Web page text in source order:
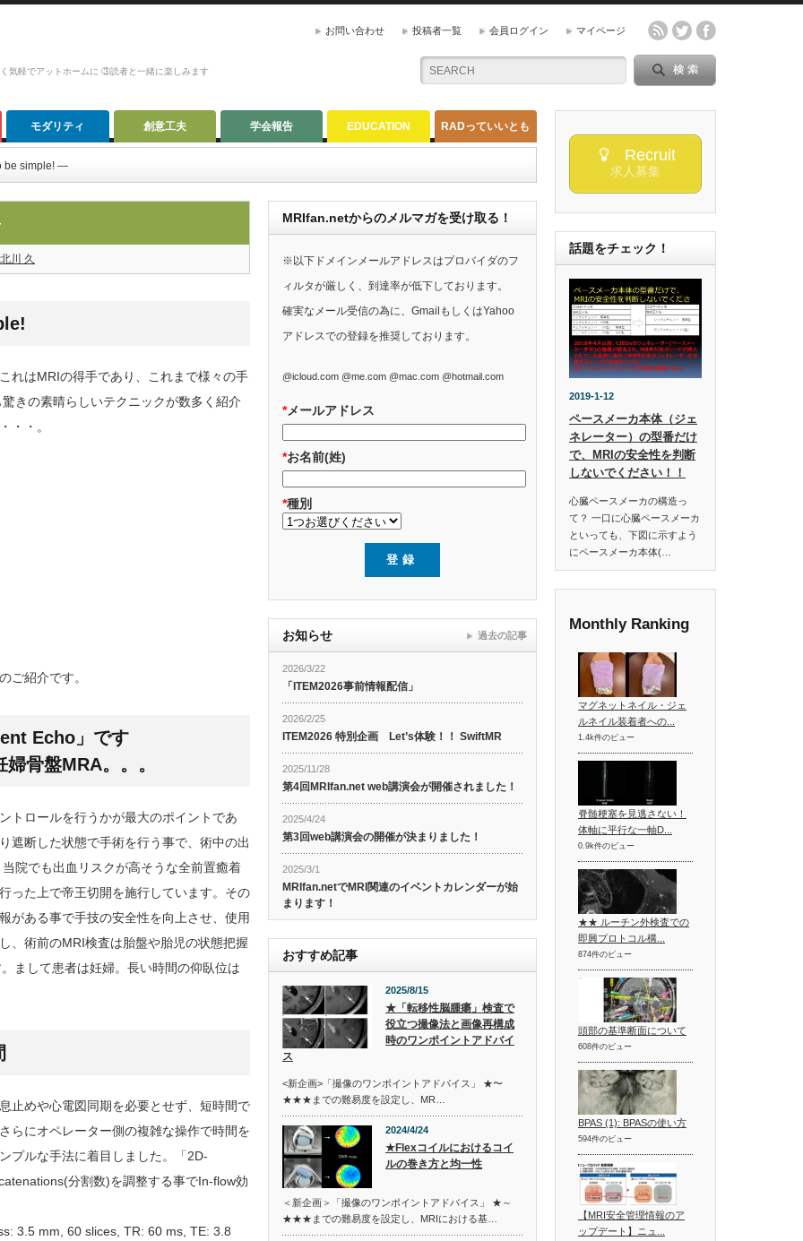
軽でアットホームに ③読者と一緒に楽しみます
お問い合わせ 投稿者一覧 会員ログイン マイページ
モダリティ 創意工夫 学会報告 EDUCATION RADっていいとも
be simple! ―
北川 久
れはMRIの得手であり、これまで様々の手
きの素晴らしいテクニックが数多く紹介
・・。
ご紹介です。
Echo」 です
骨盤MRA。。。
トロールを行うかが最大のポイントであ
遮断した状態で手術を行う事で、術中の出
院でも出血リスクが高そうな全前置癒着
った上で帝王切開を施行しています。その
がある事で手技の安全性を向上させ、使用
、術前のMRI検査は胎盤や胎児の状態把握
まして患者は妊婦。長い時間の仰臥位は
止めや心電図同期を必要とせず、短時間で
らにオペレーター側の複雑な操作で時間を
プルな手法に着目しました。「2D-
分割数)を調整する事でIn-flow効
3.5 mm, 60 slices, TR: 60 ms, TE: 3.8
MRIfan.netからのメルマガを受け取る！
※以下ドメインメールアドレスはプロバイダのフ
ィルタが厳しく、到達率が低下しております。
確実なメール受信の為に、GmailもしくはYahoo
アドレスでの登録を推奨しております。
@icloud.com @me.com @mac.com @hotmail.com
*メールアドレス
*お名前(姓)
*種別
お知らせ
2026/3/22
「ITEM2026事前情報配信」
2026/2/25
ITEM2026 特別企画 Let’s体験！！ SwiftMR
2025/11/28
第4回MRIfan.net web講演会が開催されました！
2025/4/24
第3回web講演会の開催が決まりました！
2025/3/1
MRIfan.netでMRI関連のイベントカレンダーが始
まります！
過去の記事
おすすめ記事
2025/8/15
★「転移性脳腫瘍」検査で
役立つ撮像法と画像再構成
時のワンポイントアドバイ
ス
<新企画>「撮像のワンポイントアドバイス」 ★〜
★★★までの難易度を設定し、MR…
2024/4/24
★Flexコイルにおけるコイ
ルの巻き方と均一性
＜新企画＞「撮像のワンポイントアドバイス」 ★～
★★★までの難易度を設定し、MRIにおける基…
Recruit
求人募集
話題をチェック！
2019-1-12
ペースメーカ本体（ジェ
ネレーター）の型番だけ
で、MRIの安全性を判断
しないでください！！
心臓ペースメーカの構造っ
て？ 一口に心臓ペースメーカ
といっても、下図に示すよう
にペースメーカ本体(…
Monthly Ranking
マグネットネイル・ジェ
ルネイル装着者への...
1.4k件のビュー
脊髄梗塞を見逃さない！
体軸に平行な一軸D...
0.9k件のビュー
★★ ルーチン外検査での
即興プロトコル構...
874件のビュー
頭部の基準断面について
608件のビュー
BPAS (1): BPASの使い方
594件のビュー
【MRI安全管理情報のア
ップデート】ニュ...